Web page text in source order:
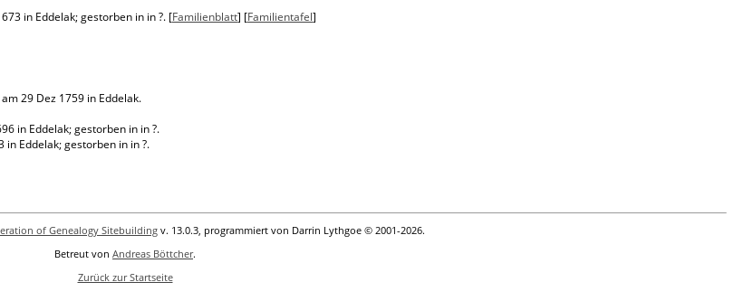
in Eddelak; gestorben in in ?. [Familienblatt] [Familientafel]
29 Dez 1759 in Eddelak.
in Eddelak; gestorben in in ?.
Eddelak; gestorben in in ?.
of Genealogy Sitebuildingv. 13.0.3, programmiert von Darrin Lythgoe © 2001-2026.
Betreut von Andreas Böttcher.
Zurück zur Startseite